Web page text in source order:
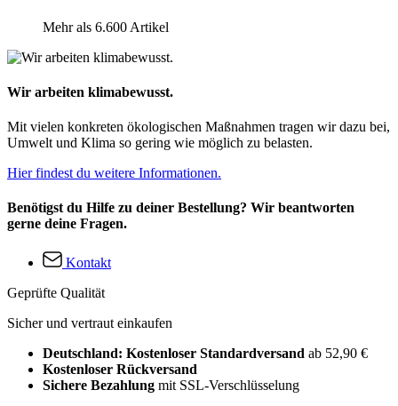
Mehr als 6.600 Artikel
Wir arbeiten klimabewusst.
Mit vielen konkreten ökologischen Maßnahmen tragen wir dazu bei,
Umwelt und Klima so gering wie möglich zu belasten.
Hier findest du weitere Informationen.
Benötigst du Hilfe zu deiner Bestellung? Wir beantworten
gerne deine Fragen.
Kontakt
Geprüfte Qualität
Sicher und vertraut einkaufen
Deutschland: Kostenloser Standardversand ab 52,90 €
Kostenloser Rückversand
Sichere Bezahlung mit SSL-Verschlüsselung